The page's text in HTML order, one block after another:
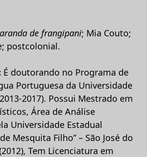
de frangipani; Mia Couto;
postcolonial.
É doutorando no Programa de
Portuguesa da Universidade
2017). Possui Mestrado em
Área de Análise
Universidade Estadual
Mesquita Filho” – São José do
Tem Licenciatura em